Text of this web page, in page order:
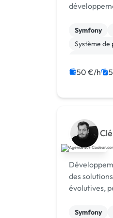
Symfony
Système de
Experience
50 €/h
des
évolutives,
Symfony